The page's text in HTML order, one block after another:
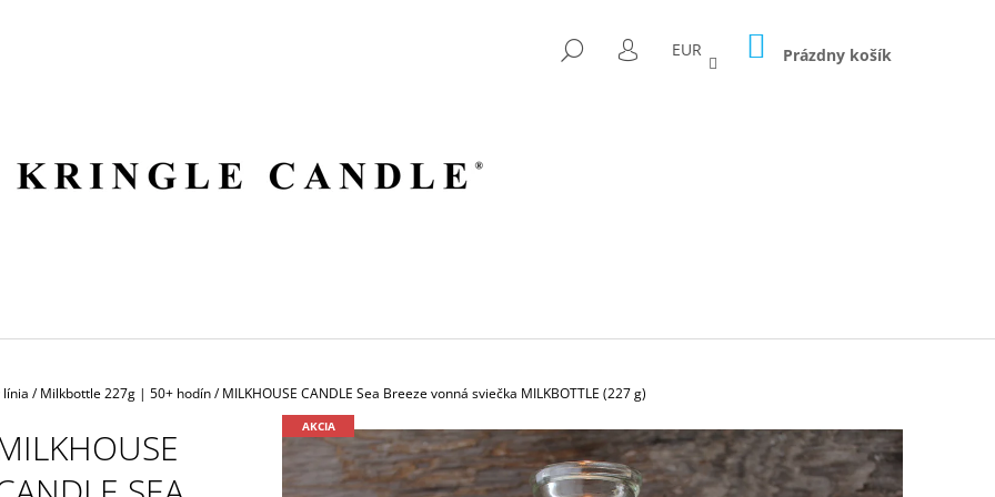
HĽADAŤ
PRIHLÁSENIE
EUR NÁKUPNÝ
KOŠÍK
Prázdny košík
/ Milkbottle 227g | 50+ hodín/ MILKHOUSE CANDLE Sea Breeze vonná sviečka MILKBOTTLE (227 g)
AKCIA
HERMANOS APOTHECARY VOLUSPA JAPONICA FORAGED